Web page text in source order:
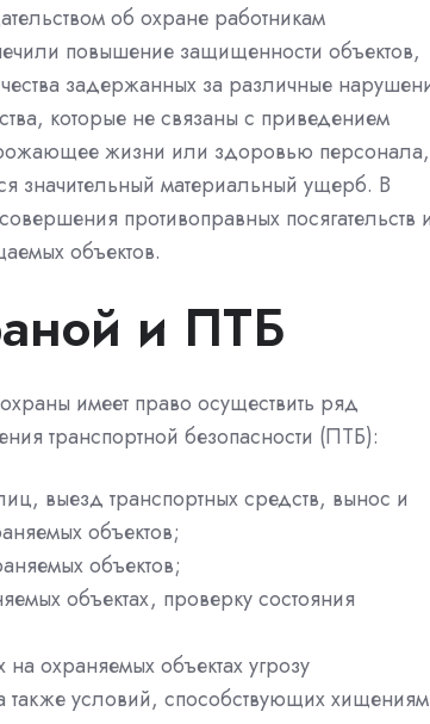
об охране работникам
повышение защищенности объектов,
задержанных за различные
которые не связаны с приведением
жизни или здоровью персонала,
значительный материальный ущерб. В
противоправных посягательств
объектов.
и ПТБ
имеет право осуществить ряд
транспортной безопасности (ПТБ):
выезд транспортных средств, вынос и
объектов;
объектов;
объектах, проверку состояния
охраняемых объектах угрозу
условий, способствующих хищениям